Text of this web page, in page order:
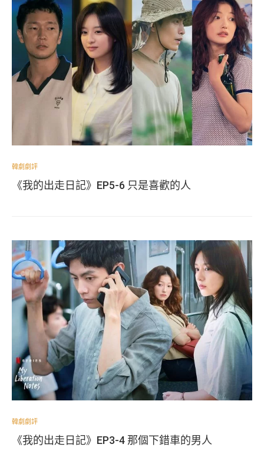
韓劇劇評
《我的出走日記》EP5-6 只是喜歡的人
韓劇劇評
《我的出走日記》EP3-4 那個下錯車的男人